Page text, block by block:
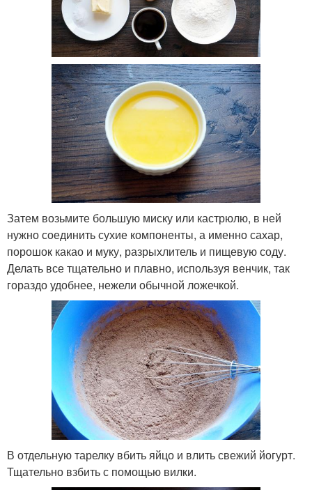
Затем возьмите большую миску или кастрюлю, в ней
нужно соединить сухие компоненты, а именно сахар,
порошок какао и муку, разрыхлитель и пищевую соду.
Делать все тщательно и плавно, используя венчик, так
гораздо удобнее, нежели обычной ложечкой.
В отдельную тарелку вбить яйцо и влить свежий йогурт.
Тщательно взбить с помощью вилки.